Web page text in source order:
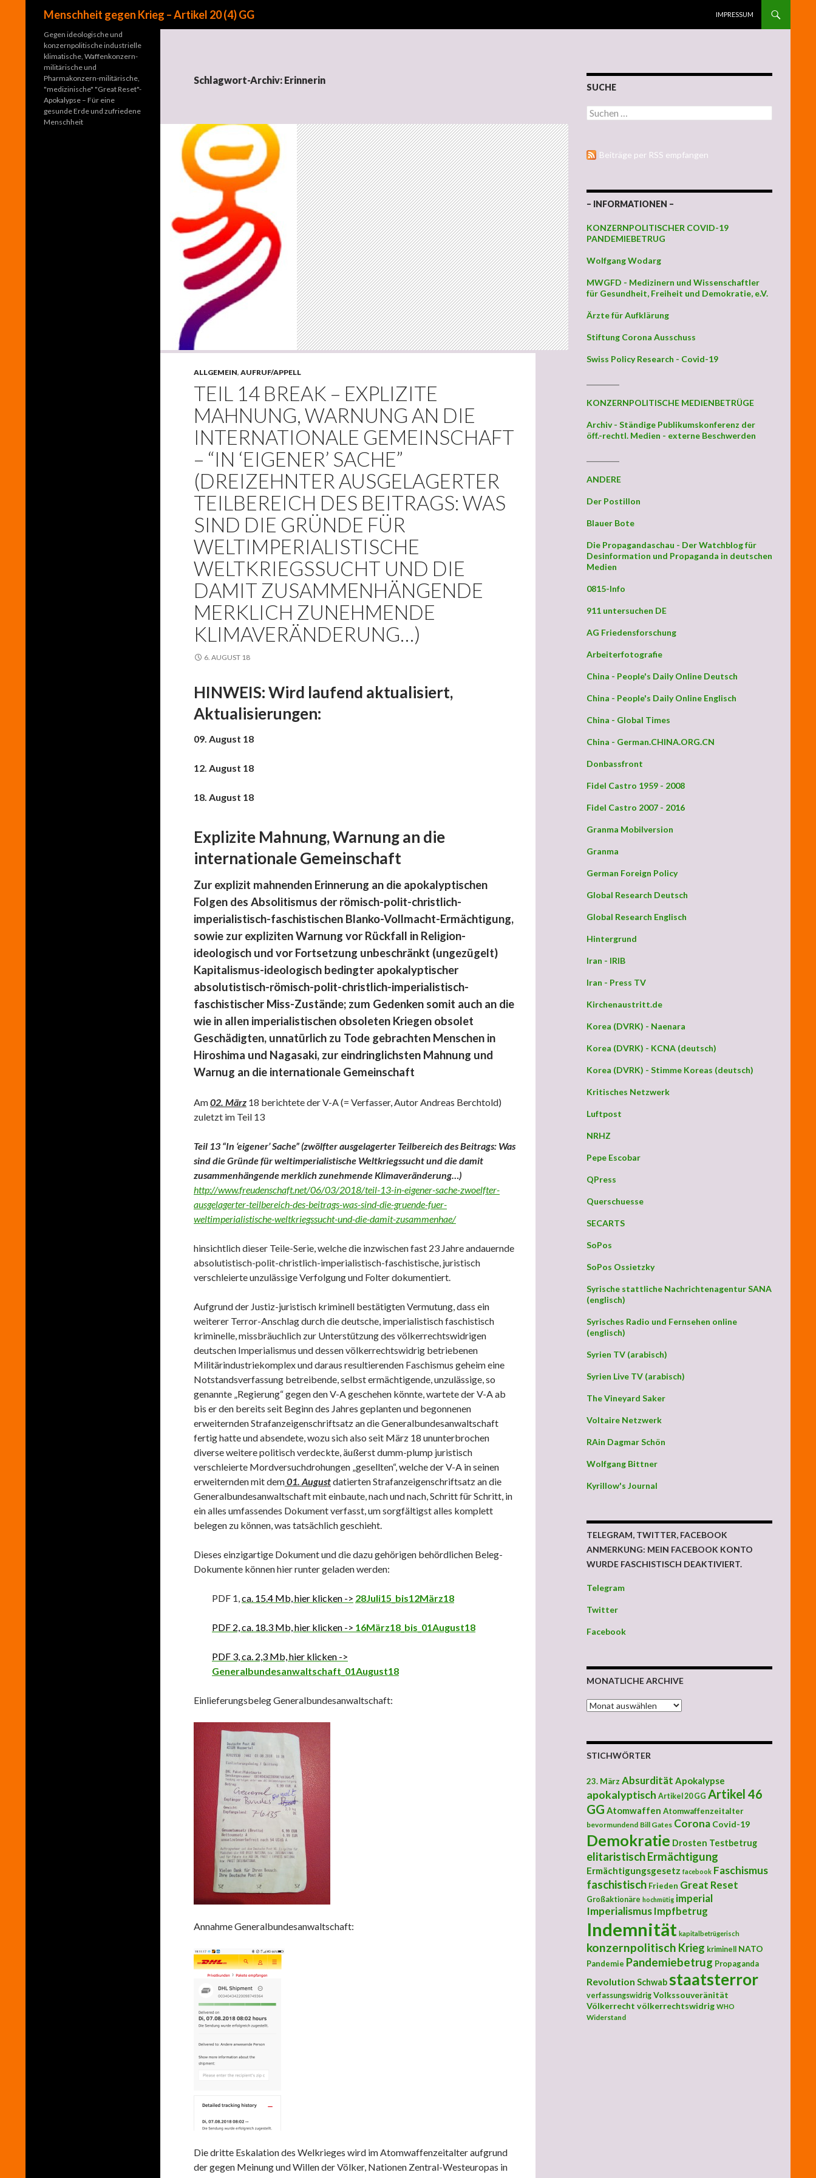
Menschheit gegen Krieg – Artikel 20 (4) GG
IMPRESSUM
Schlagwort-Archiv: Erinnerin
ALLGEMEIN, AUFRUF/APPELL
TEIL 14 BREAK – EXPLIZITE
MAHNUNG, WARNUNG AN DIE
INTERNATIONALE GEMEINSCHAFT
– “IN ‘EIGENER’ SACHE”
(DREIZEHNTER AUSGELAGERTER
TEILBEREICH DES BEITRAGS: WAS
SIND DIE GRÜNDE FÜR
WELTIMPERIALISTISCHE
WELTKRIEGSSUCHT UND DIE
DAMIT ZUSAMMENHÄNGENDE
MERKLICH ZUNEHMENDE
KLIMAVERÄNDERUNG…)
6. AUGUST 18
HINWEIS: Wird laufend aktualisiert,
Aktualisierungen:
09. August 18
12. August 18
18. August 18
Explizite Mahnung, Warnung an die
internationale Gemeinschaft
Zur explizit mahnenden Erinnerung an die apokalyptischen
Folgen des Absolitismus der römisch-polit-christlich-
imperialistisch-faschistischen Blanko-Vollmacht-Ermächtigung,
sowie zur expliziten Warnung vor Rückfall in Religion-
ideologisch und vor Fortsetzung unbeschränkt (ungezügelt)
Kapitalismus-ideologisch bedingter apokalyptischer
absolutistisch-römisch-polit-christlich-imperialistisch-
faschistischer Miss-Zustände; zum Gedenken somit auch an die
wie in allen imperialistischen obsoleten Kriegen obsolet
Geschädigten, unnatürlich zu Tode gebrachten Menschen in
Hiroshima und Nagasaki, zur eindringlichsten Mahnung und
Warnug an die internationale Gemeinschaft
Am02. März 18 berichtete der V-A (= Verfasser, Autor Andreas Berchtold)
zuletzt im Teil 13
Teil 13 “In ‘eigener’ Sache” (zwölfter ausgelagerter Teilbereich des Beitrags: Was
sind die Gründe für weltimperialistische Weltkriegssucht und die damit
zusammenhängende merklich zunehmende Klimaveränderung…)
http://www.freudenschaft.net/06/03/2018/teil-13-in-eigener-sache-zwoelfter-
ausgelagerter-teilbereich-des-beitrags-was-sind-die-gruende-fuer-
weltimperialistische-weltkriegssucht-und-die-damit-zusammenhae/
hinsichtlich dieser Teile-Serie, welche die inzwischen fast 23 Jahre andauernde
absolutistisch-polit-christlich-imperialistisch-faschistische, juristisch
verschleierte unzulässige Verfolgung und Folter dokumentiert.
Aufgrund der Justiz-juristisch kriminell bestätigten Vermutung, dass ein
weiterer Terror-Anschlag durch die deutsche, imperialistisch faschistisch
kriminelle, missbräuchlich zur Unterstützung des völkerrechtswidrigen
deutschen Imperialismus und dessen völkerrechtswidrig betriebenen
Militärindustriekomplex und daraus resultierenden Faschismus geheim eine
Notstandsverfassung betreibende, selbst ermächtigende, unzulässige, so
genannte „Regierung“ gegen den V-A geschehen könnte, wartete der V-A ab
bis er den bereits seit Beginn des Jahres geplanten und begonnenen
erweiternden Strafanzeigenschriftsatz an die Generalbundesanwaltschaft
fertig hatte und absendete, wozu sich also seit März 18 ununterbrochen
diverse weitere politisch verdeckte, äußerst dumm-plump juristisch
verschleierte Mordversuchdrohungen „gesellten“, welche der V-A in seinen
erweiternden mit dem01. Augustdatierten Strafanzeigenschriftsatz an die
Generalbundesanwaltschaft mit einbaute, nach und nach, Schritt für Schritt, in
ein alles umfassendes Dokument verfasst, um sorgfältigst alles komplett
belegen zu können, was tatsächlich geschieht.
Dieses einzigartige Dokument und die dazu gehörigen behördlichen Beleg-
Dokumente können hier runter geladen werden:
PDF 1,ca. 15.4 Mb, hier klicken -> 28Juli15_bis12März18
PDF 2, ca. 18.3 Mb, hier klicken -> 16März18_bis_01August18
PDF 3, ca. 2,3 Mb, hier klicken ->
Generalbundesanwaltschaft_01August18
Einlieferungsbeleg Generalbundesanwaltschaft:
Annahme Generalbundesanwaltschaft:
Die dritte Eskalation des Welkrieges wird im Atomwaffenzeitalter aufgrund
der gegen Meinung und Willen der Völker, Nationen Zentral-Westeuropas in
SUCHE
Suchen nach:
Beiträge per RSS empfangen
– INFORMATIONEN –
KONZERNPOLITISCHER COVID-19
PANDEMIEBETRUG
Wolfgang Wodarg
MWGFD - Medizinern und Wissenschaftler
für Gesundheit, Freiheit und Demokratie, e.V.
Ärzte für Aufklärung
Stiftung Corona Ausschuss
Swiss Policy Research - Covid-19
KONZERNPOLITISCHE MEDIENBETRÜGE
Archiv - Ständige Publikumskonferenz der
öff.-rechtl. Medien - externe Beschwerden
ANDERE
Der Postillon
Blauer Bote
Die Propagandaschau - Der Watchblog für
Desinformation und Propaganda in deutschen
Medien
0815-Info
911 untersuchen DE
AG Friedensforschung
Arbeiterfotografie
China - People's Daily Online Deutsch
China - People's Daily Online Englisch
China - Global Times
China - German.CHINA.ORG.CN
Donbassfront
Fidel Castro 1959 - 2008
Fidel Castro 2007 - 2016
Granma Mobilversion
Granma
German Foreign Policy
Global Research Deutsch
Global Research Englisch
Hintergrund
Iran - IRIB
Iran - Press TV
Kirchenaustritt.de
Korea (DVRK) - Naenara
Korea (DVRK) - KCNA (deutsch)
Korea (DVRK) - Stimme Koreas (deutsch)
Kritisches Netzwerk
Luftpost
NRHZ
Pepe Escobar
QPress
Querschuesse
SECARTS
SoPos
SoPos Ossietzky
Syrische stattliche Nachrichtenagentur SANA
(englisch)
Syrisches Radio und Fernsehen online
(englisch)
Syrien TV (arabisch)
Syrien Live TV (arabisch)
The Vineyard Saker
Voltaire Netzwerk
RAin Dagmar Schön
Wolfgang Bittner
Kyrillow's Journal
TELEGRAM, TWITTER, FACEBOOK
ANMERKUNG: MEIN FACEBOOK KONTO
WURDE FASCHISTISCH DEAKTIVIERT.
Telegram
Twitter
Facebook
MONATLICHE ARCHIVE
MONATLICHE ARCHIVE
STICHWÖRTER
23. März Absurdität Apokalypse
apokalyptisch Artikel 20 GG Artikel 46
GG Atomwaffen Atomwaffenzeitalter
bevormundend Bill Gates Corona Covid-19
Demokratie Drosten Testbetrug
elitaristischErmächtigung
Ermächtigungsgesetz facebook Faschismus
faschistisch Frieden Great Reset
Großaktionäre hochmütig imperial
Imperialismus Impfbetrug
Indemnität kapitalbetrügerisch
konzernpolitisch Krieg kriminell
NATO
Pandemie Pandemiebetrug Propaganda
Revolution Schwabstaatsterror
verfassungswidrig Volkssouveränität
Völkerrecht völkerrechtswidrig WHO
Widerstand
Gegen ideologische und
konzernpolitische industrielle
klimatische, Waffenkonzern-
militärische und
Pharmakonzern-militärische,
"medizinische" "Great Reset"-
Apokalypse – Für eine
gesunde Erde und zufriedene
Menschheit